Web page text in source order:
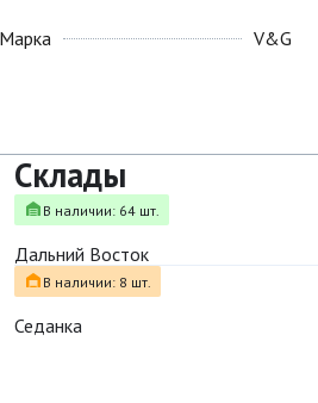
Марка V&G
Склады
В наличии: 64 шт.
Дальний Восток
В наличии: 8 шт.
Седанка